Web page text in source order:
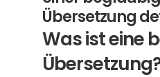
Übersetzung
Was ist eine